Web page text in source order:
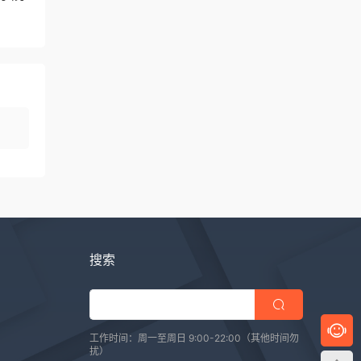
搜索
工作时间：周一至周日 9:00-22:00（其他时间勿
扰）